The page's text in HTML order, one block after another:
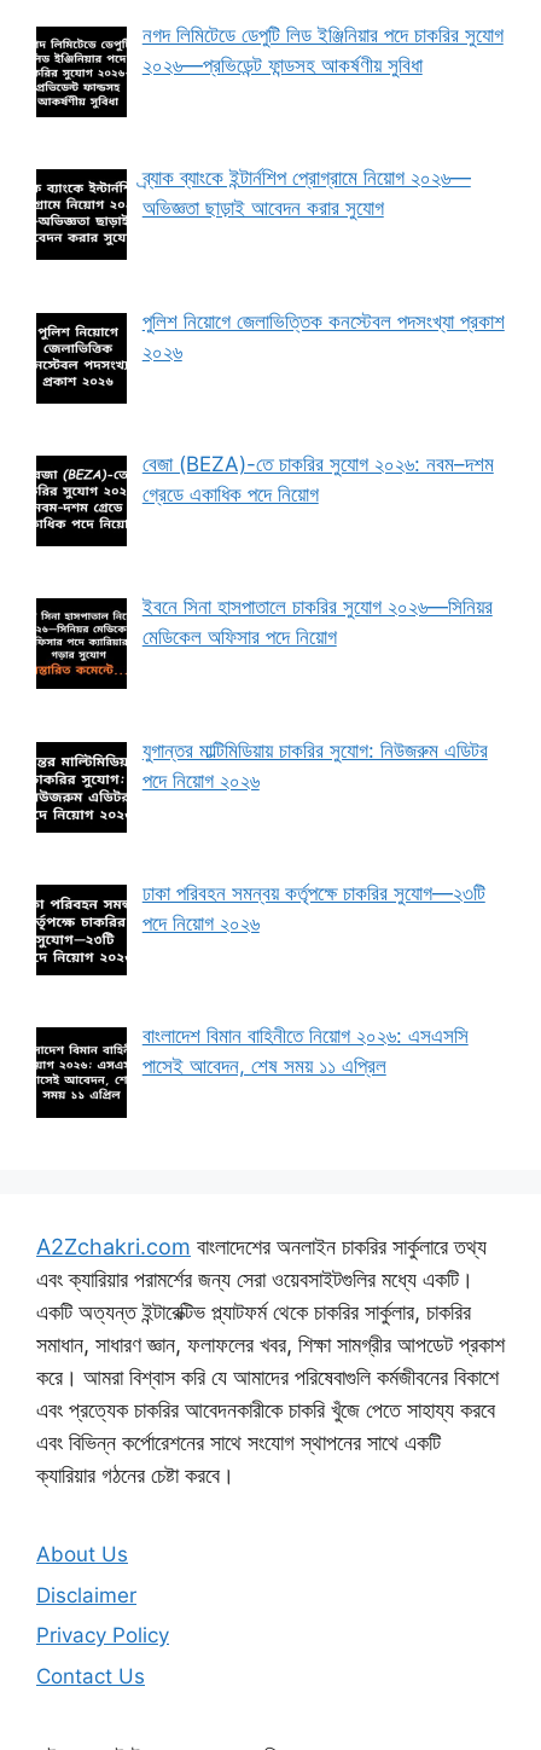
নগদ লিমিটেডে ডেপুটি লিড ইঞ্জিনিয়ার পদে চাকরির সুযোগ
২০২৬—প্রভিডেন্ট ফান্ডসহ আকর্ষণীয় সুবিধা
ব্র্যাক ব্যাংকে ইন্টার্নশিপ প্রোগ্রামে নিয়োগ ২০২৬—
অভিজ্ঞতা ছাড়াই আবেদন করার সুযোগ
পুলিশ নিয়োগে জেলাভিত্তিক কনস্টেবল পদসংখ্যা প্রকাশ
২০২৬
বেজা (BEZA)-তে চাকরির সুযোগ ২০২৬: নবম–দশম
গ্রেডে একাধিক পদে নিয়োগ
ইবনে সিনা হাসপাতালে চাকরির সুযোগ ২০২৬—সিনিয়র
মেডিকেল অফিসার পদে নিয়োগ
যুগান্তর মাল্টিমিডিয়ায় চাকরির সুযোগ: নিউজরুম এডিটর
পদে নিয়োগ ২০২৬
ঢাকা পরিবহন সমন্বয় কর্তৃপক্ষে চাকরির সুযোগ—২৩টি
পদে নিয়োগ ২০২৬
বাংলাদেশ বিমান বাহিনীতে নিয়োগ ২০২৬: এসএসসি
পাসেই আবেদন, শেষ সময় ১১ এপ্রিল
A2Zchakri.com বাংলাদেশের অনলাইন চাকরির সার্কুলারে তথ্য
এবং ক্যারিয়ার পরামর্শের জন্য সেরা ওয়েবসাইটগুলির মধ্যে একটি।
একটি অত্যন্ত ইন্টারেক্টিভ প্ল্যাটফর্ম থেকে চাকরির সার্কুলার, চাকরির
সমাধান, সাধারণ জ্ঞান, ফলাফলের খবর, শিক্ষা সামগ্রীর আপডেট প্রকাশ
করে। আমরা বিশ্বাস করি যে আমাদের পরিষেবাগুলি কর্মজীবনের বিকাশে
এবং প্রত্যেক চাকরির আবেদনকারীকে চাকরি খুঁজে পেতে সাহায্য করবে
এবং বিভিন্ন কর্পোরেশনের সাথে সংযোগ স্থাপনের সাথে একটি
ক্যারিয়ার গঠনের চেষ্টা করবে।
About Us
Disclaimer
Privacy Policy
Contact Us